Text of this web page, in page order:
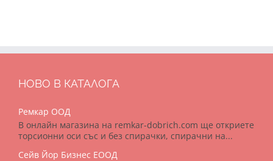
НОВО В КАТАЛОГА
Ремкар ООД
В онлайн магазина на remkar-dobrich.com ще откриете
торсионни оси със и без спирачки, спирачни на...
Сейв Йор Бизнес ЕООД